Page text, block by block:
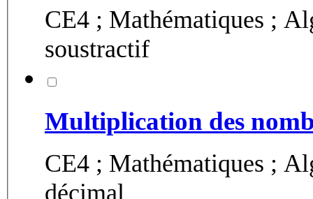
CE4 ; Mathématiques ;
soustractif
Multiplication des
CE4 ; Mathématiques ;
décimal